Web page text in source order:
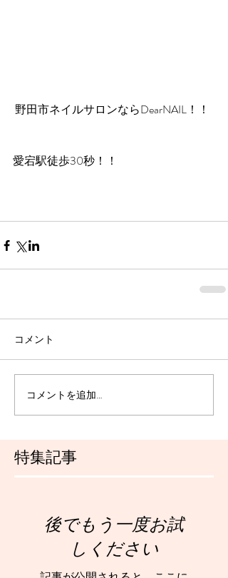
特集記事
野田市ネイルサロンならDearNAIL！！
愛宕駅徒歩30秒！！
コメント
コメントを追加…
後でもう一度お試
しください